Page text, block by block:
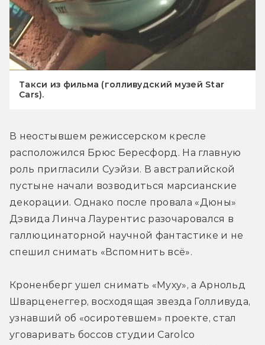
Такси из фильма (голливудский музей Star
Cars).
В неостывшем режиссерском кресле
расположился Брюс Бересфорд. На главную
роль пригласили Суэйзи. В австралийской
пустыне начали возводиться марсианские
декорации. Однако после провала «Дюны»
Дэвида Линча Лаурентис разочаровался в
галлюцинаторной научной фантастике и не
спешил снимать «Вспомнить всё».
Кроненберг ушел снимать «Муху», а Арнольд
Шварценеггер, восходящая звезда Голливуда,
узнавший об «осиротевшем» проекте, стал
уговаривать боссов студии Carolco